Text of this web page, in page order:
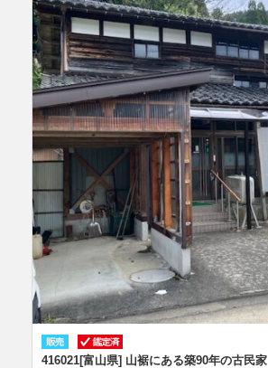
416021[富山県] 山裾にある築90年の古民家